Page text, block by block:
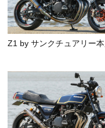
Z1 by サンクチュアリー